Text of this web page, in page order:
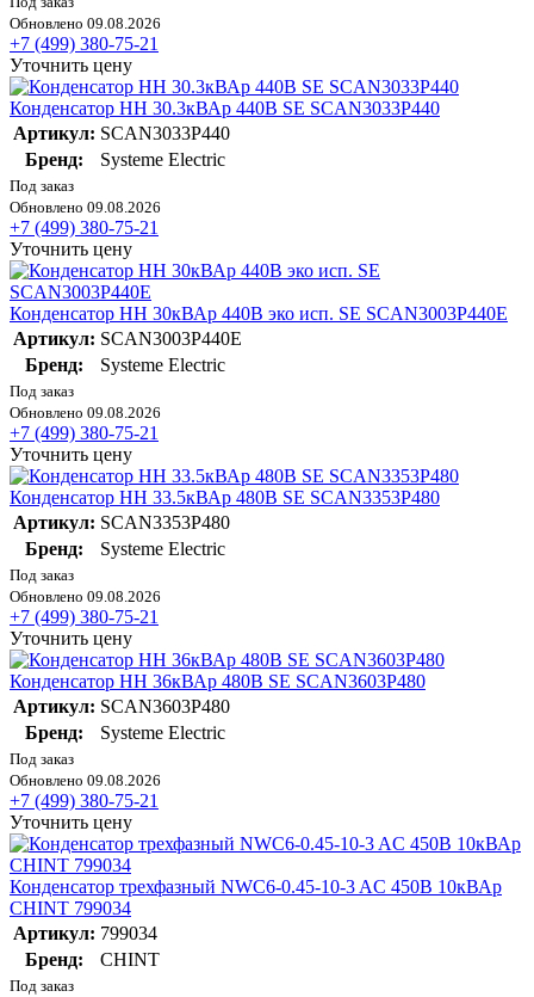
Обновлено 09.08.2026
+7 (499) 380-75-21
Уточнить цену
Конденсатор НН 30.3кВАр 440В SE SCAN3033P440
Артикул: SCAN3033P440
Бренд:
Systeme Electric
Под заказ
Обновлено 09.08.2026
+7 (499) 380-75-21
Уточнить цену
Конденсатор НН 30кВАр 440В эко исп. SE SCAN3003P440E
Артикул: SCAN3003P440E
Бренд:
Systeme Electric
Под заказ
Обновлено 09.08.2026
+7 (499) 380-75-21
Уточнить цену
Конденсатор НН 33.5кВАр 480В SE SCAN3353P480
Артикул: SCAN3353P480
Бренд:
Systeme Electric
Под заказ
Обновлено 09.08.2026
+7 (499) 380-75-21
Уточнить цену
Конденсатор НН 36кВАр 480В SE SCAN3603P480
Артикул: SCAN3603P480
Бренд:
Systeme Electric
Под заказ
Обновлено 09.08.2026
+7 (499) 380-75-21
Уточнить цену
Конденсатор трехфазный NWC6-0.45-10-3 AC 450В 10кВАр
CHINT 799034
Артикул: 799034
Бренд:
CHINT
Под заказ